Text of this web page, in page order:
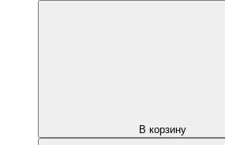
В корзину